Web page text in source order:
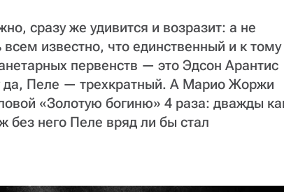
сразу же удивится и возразит: а не
известно, что единственный и к тому
первенств — это Эдсон Арантис
да, Пеле — трехкратный. А Марио Жоржи
«Золотую богиню» 4 раза: дважды
без него Пеле вряд ли бы стал